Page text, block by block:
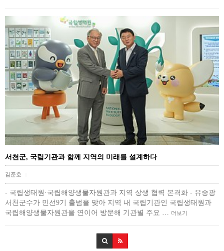
서천군, 국립기관과 함께 지역의 미래를 설계하다
김준호
- 국립생태원·국립해양생물자원관과 지역 상생 협력 본격화 - 유승광
서천군수가 민선9기 출범을 맞아 지역 내 국립기관인 국립생태원과
국립해양생물자원관을 연이어 방문해 기관별 주요 … 더보기